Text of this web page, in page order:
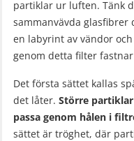
partiklar ur luften. Tänk
sammanvävda
en labyrint av vändor
genom detta filter
Det första sättet kallas
det låter. Större
passa genom hålen i
sättet är tröghet, där